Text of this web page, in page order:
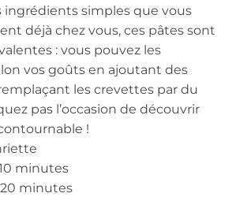
ingrédients simples que vous
déjà chez vous, ces pâtes sont
: vous pouvez les
vos goûts en ajoutant des
les crevettes par du
pas l’occasion de découvrir
!
minutes
20 minutes